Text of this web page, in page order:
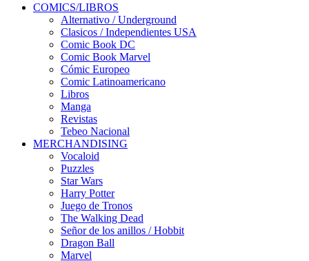
COMICS/LIBROS
Alternativo / Underground
Clasicos / Independientes USA
Comic Book DC
Comic Book Marvel
Cómic Europeo
Comic Latinoamericano
Libros
Manga
Revistas
Tebeo Nacional
MERCHANDISING
Vocaloid
Puzzles
Star Wars
Harry Potter
Juego de Tronos
The Walking Dead
Señor de los anillos / Hobbit
Dragon Ball
Marvel